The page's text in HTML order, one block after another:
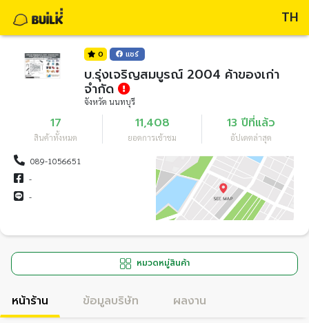
TH
0 แชร์
บ.รุ่งเจริญสมบูรณ์ 2004 ค้าของเก่า
จำกัด
จังหวัด นนทบุรี
17
สินค้าทั้งหมด
11,408
ยอดการเข้าชม
13 ปีที่แล้ว
อัปเดตล่าสุด
089-1056651
-
-
หมวดหมู่สินค้า
หน้าร้าน ข้อมูลบริษัท ผลงาน